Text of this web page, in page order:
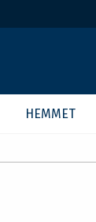
HEMMET